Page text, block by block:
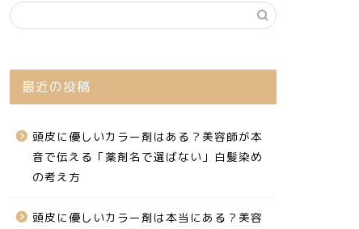
最近の投稿
頭皮に優しいカラー剤はある？美容師が本
音で伝える「薬剤名で選ばない」白髪染め
の考え方
頭皮に優しいカラー剤は本当にある？美容